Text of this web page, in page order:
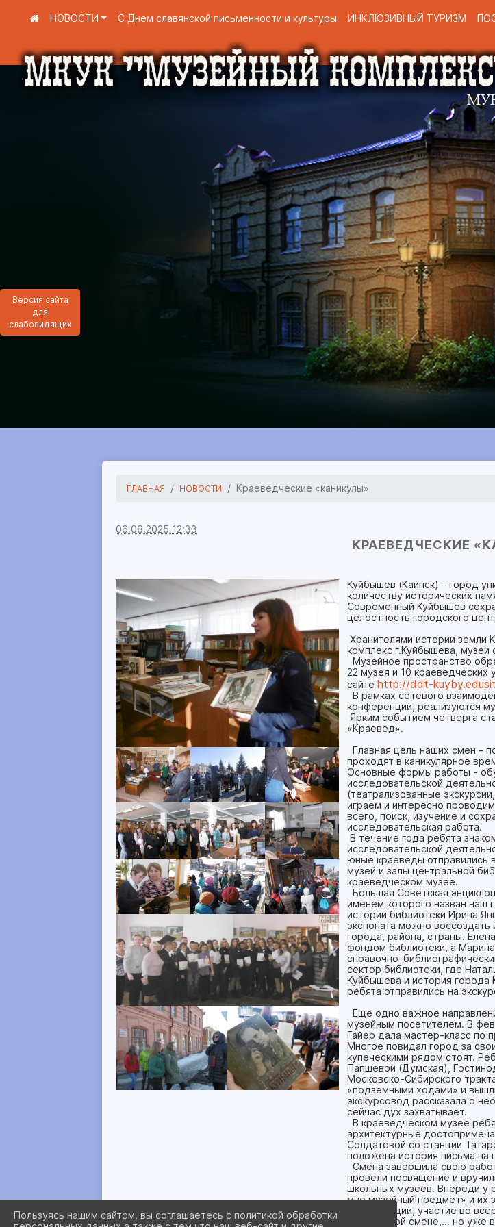
Версия сайта
для
слабовидящих
НОВОСТИ С Днем славянской письменности и культуры ИНКЛЮЗИВНЫЙ ТУРИЗМ
ГЛАВНАЯ НОВОСТИ Краеведческие «каникулы»
06.08.2025 12:33
КРАЕВЕДЧЕСКИЕ
Куйбышев (Каинск) – город
количеству исторических
Современный Куйбышев
целостность городского
Хранителями истории земли
комплекс г.Куйбышева, музеи
Музейное пространство
22 музея и 10
сайте http://ddt-
В рамках сетевого
конференции, реализуются
Ярким событием четверга
«Краевед».
Главная цель наших смен -
проходят в каникулярное
Основные формы работы -
исследовательской
(театрализованные
играем и интересно
всего, поиск, изучение и
исследовательская работа.
В течение года ребята
исследовательской
юные краеведы отправились
музей и залы центральной
краеведческом музее.
Большая Советская
именем которого назван наш
истории библиотеки Ирина
экспоната можно
города, района, страны.
фондом библиотеки, а
справочно-
сектор библиотеки, где
Куйбышева и история города
ребята отправились на
Еще одно важное
музейным посетителем. В
Гайер дала мастер-класс по
Многое повидал город за
купеческими рядом стоят.
Папшевой (Думская),
Московско-Сибирского
«подземными ходами» и
экскурсовод рассказала о
сейчас дух захватывает.
В краеведческом музее
архитектурные
Солдатовой со станции
положена история письма на
Смена завершила свою
провели посвящение и
школьных музеев. Впереди у
мне музейный предмет» и их
конференции, участие во
профильной смене,… но уже
Пользуясь нашим сайтом, вы соглашаетесь с политикой обработки